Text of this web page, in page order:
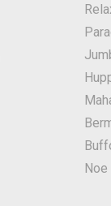
Noe